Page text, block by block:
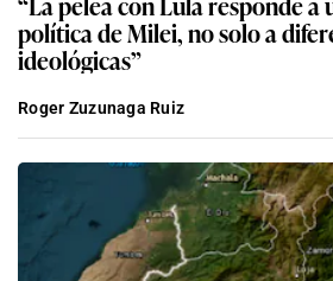
política de Milei, no solo a
ideológicas”
Roger Zuzunaga Ruiz